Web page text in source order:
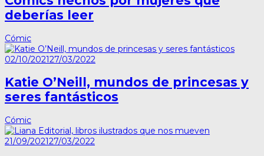
deberías leer
Cómic
02/10/202127/03/2022
Katie O’Neill, mundos de princesas y
seres fantásticos
Cómic
21/09/202127/03/2022